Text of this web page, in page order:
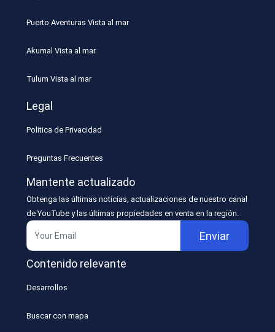
Puerto Aventuras Vista al mar
Akumal Vista al mar
Tulum Vista al mar
Legal
Politica de Privacidad
Preguntas Frecuentes
Mantente actualizado
Obtenga las últimas noticias, actualizaciones de nuestro canal
de YouTube y las últimas propiedades en venta en la región.
Enviar
Contenido relevante
Desarrollos
Buscar con mapa